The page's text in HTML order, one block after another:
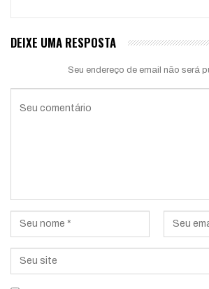
DEIXE UMA RESPOSTA
Seu endereço de email não será